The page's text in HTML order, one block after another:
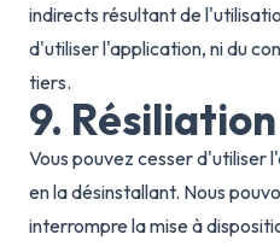
indirects résultant de
d'utiliser l'application, ni du
tiers.
9. Résiliation
Vous pouvez cesser d'utiliser
en la désinstallant. Nous
interrompre la mise à